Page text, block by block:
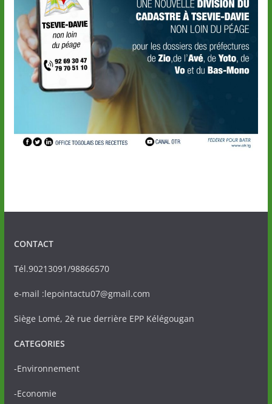
CONTACT
Tél.90213091/98866570
e-mail :lepointactu07@gmail.com
Siège Lomé, 2è rue derrière EPP Kélégougan
CATEGORIES
-Environnement
-Economie